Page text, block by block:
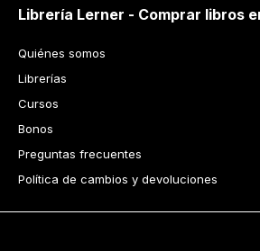
Librería Lerner - Comprar libros
Quiénes somos
Librerías
Cursos
Bonos
Preguntas frecuentes
Política de cambios y devoluciones